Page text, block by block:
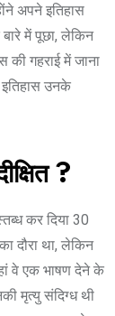
अपने इतिहास
में पूछा, लेकिन
की गहराई में जाना
इतिहास उनके
?
कर दिया 30
दौरा था, लेकिन
वे एक भाषण देने के
मृत्यु संदिग्ध थी